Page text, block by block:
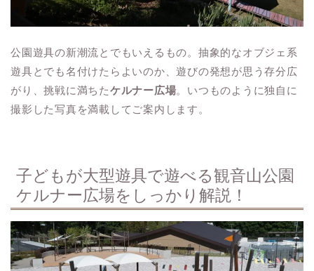
公園遊具の新潮流とでもいえるもの。抽象的なオブジェ系
遊具とでも名付けたらよいのか、遊びの発想が思う存分広
がり、挑戦に満ちたケルナー広場。いつものように独自に
撮影した写真を満載してご案内します。
子どもが大型遊具で遊べる観音山公園
ケルナー広場をしっかり解説！